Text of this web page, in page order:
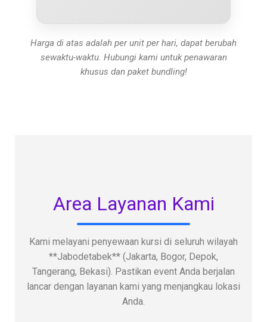
Harga di atas adalah per unit per hari, dapat berubah
sewaktu-waktu. Hubungi kami untuk penawaran
khusus dan paket bundling!
Area Layanan Kami
Kami melayani penyewaan kursi di seluruh wilayah
**Jabodetabek** (Jakarta, Bogor, Depok,
Tangerang, Bekasi). Pastikan event Anda berjalan
lancar dengan layanan kami yang menjangkau lokasi
Anda.